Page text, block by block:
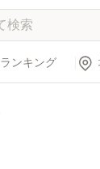
ランキング